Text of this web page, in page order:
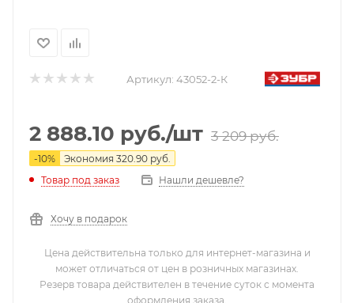
Артикул: 43052-2-К
2 888.10 руб./шт 3 209руб.
-10% Экономия 320.90 руб.
Товар под заказ
Нашли дешевле?
Хочу в подарок
Цена действительна только для интернет-магазина и
может отличаться от цен в розничных магазинах.
Резерв товара действителен в течение суток с момента
оформления заказа.